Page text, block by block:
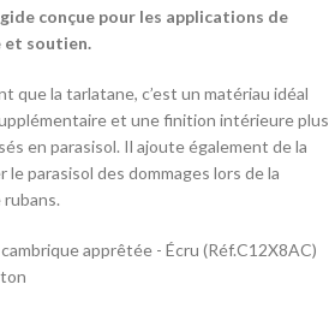
conçue pour les applications de
et soutien.
que la tarlatane, c’est un matériau idéal
et une finition intérieure plus
en parasisol. Il ajoute également de la
parasisol des dommages lors de la
apprêtée - Écru (Réf.C12X8AC)